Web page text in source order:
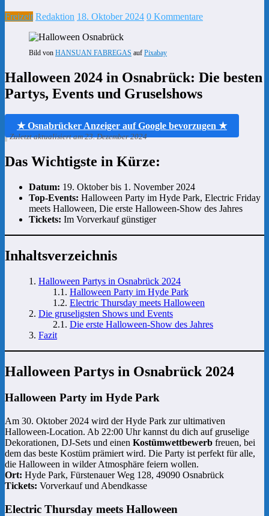
Freizeit Redaktion 18. Oktober 2024 0 Kommentare
Bild von HANSUAN FABREGAS auf Pixabay
Halloween 2024 in Osnabrück: Die besten
Partys, Events und Gruselshows
★ Osnabrücker Anzeiger auf Google bevorzugen ★
Zuletzt aktualisiert am 23. Dezember 2024
Das Wichtigste in Kürze:
Datum: 19. Oktober bis 1. November 2024
Top-Events: Halloween Party im Hyde Park, Electric Friday
meets Halloween, Die erste Halloween-Show des Jahres
Tickets: Im Vorverkauf günstiger
Inhaltsverzeichnis
Halloween Partys in Osnabrück 2024
Halloween Party im Hyde Park
Electric Thursday meets Halloween
Die gruseligsten Shows und Events
Die erste Halloween-Show des Jahres
Fazit
Halloween Partys in Osnabrück 2024
Halloween Party im Hyde Park
Am 30. Oktober 2024 wird der Hyde Park zur ultimativen
Halloween-Location. Ab 22:00 Uhr kannst du dich auf gruselige
Dekorationen, DJ-Sets und einen Kostümwettbewerb freuen, bei
dem das beste Kostüm prämiert wird. Die Party ist perfekt für alle,
die Halloween in wilder Atmosphäre feiern wollen.
Ort: Hyde Park, Fürstenauer Weg 128, 49090 Osnabrück
Tickets: Vorverkauf und Abendkasse
Electric Thursday meets Halloween